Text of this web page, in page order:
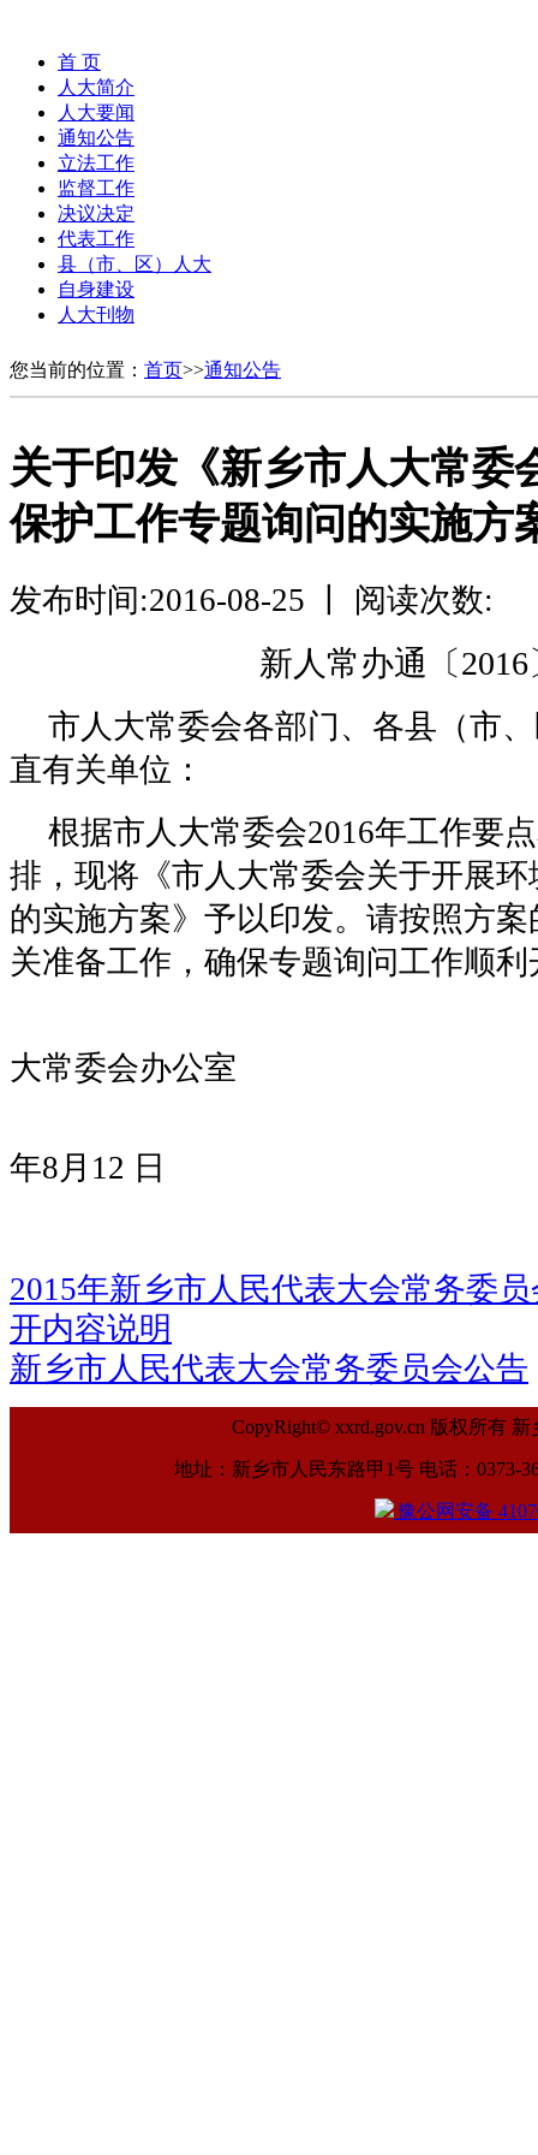
首 页
人大简介
人大要闻
通知公告
立法工作
监督工作
决议决定
代表工作
县（市、区）人大
自身建设
人大刊物
您当前的位置： 首页>>通知公告
关于印发《新乡市人大常委
保护工作专题询问的实施方
发布时间:2016-08-25 丨 阅读次数:
新人常办通〔2016
市人大常委会各部门、各县（市
直有关单位：
根据市人大常委会2016年工作要
排，现将《市人大常委会关于开展
的实施方案》予以印发。请按照方
关准备工作，确保专题询问工作顺利
大常委会办公室
年8月12 日
2015年新乡市人民代表大会常务委
开内容说明
新乡市人民代表大会常务委员会公告
CopyRight© xxrd.gov.cn 版权所有
地址：新乡市人民东路甲1号 电话：0373-
豫公网安备